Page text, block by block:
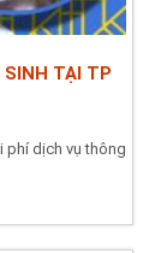
SINH TẠI TP
phí dịch vụ thông